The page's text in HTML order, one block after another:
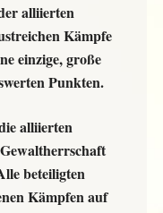
alliierten
Kämpfe
einzige, große
Punkten.
alliierten
beteiligten
Kämpfen auf